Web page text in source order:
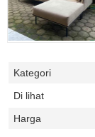
Kategori
Di lihat
Harga